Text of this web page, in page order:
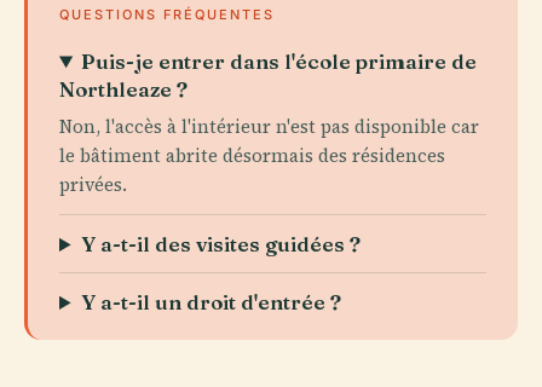
QUESTIONS FRÉQUENTES
Puis-je entrer dans l'école primaire de
Northleaze ?
Non, l'accès à l'intérieur n'est pas disponible car
le bâtiment abrite désormais des résidences
privées.
Y a-t-il des visites guidées ?
Y a-t-il un droit d'entrée ?